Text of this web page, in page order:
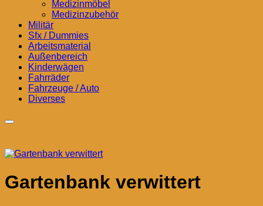
Medizinmöbel
Medizinzubehör
Militär
Sfx / Dummies
Arbeitsmaterial
Außenbereich
Kinderwägen
Fahrräder
Fahrzeuge / Auto
Diverses
Gartenbank verwittert